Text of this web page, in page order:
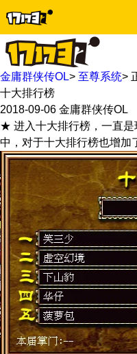
金庸群侠传OL> 至尊系统>
十大排行榜
2018-09-06 金庸群侠传OL
★ 进入十大排行榜，一直是
中，对于十大排行榜也增加